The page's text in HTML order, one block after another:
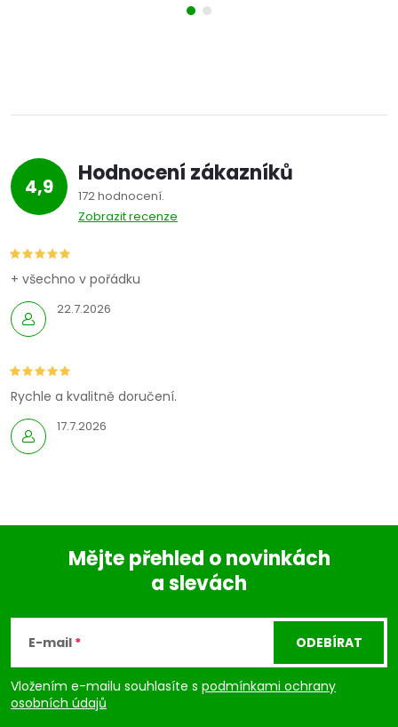
4,9 Hodnocení zákazníků
172 hodnocení
Zobrazit recenze
22.7.2026
+ všechno v pořádku
17.7.2026
Rychle a kvalitně doručení.
p
Mějte přehled o novinkách
a slevách
E-mail
Vložením e-mailu souhlasíte s podmínkami ochrany
osobních údajů
ODEBÍRAT